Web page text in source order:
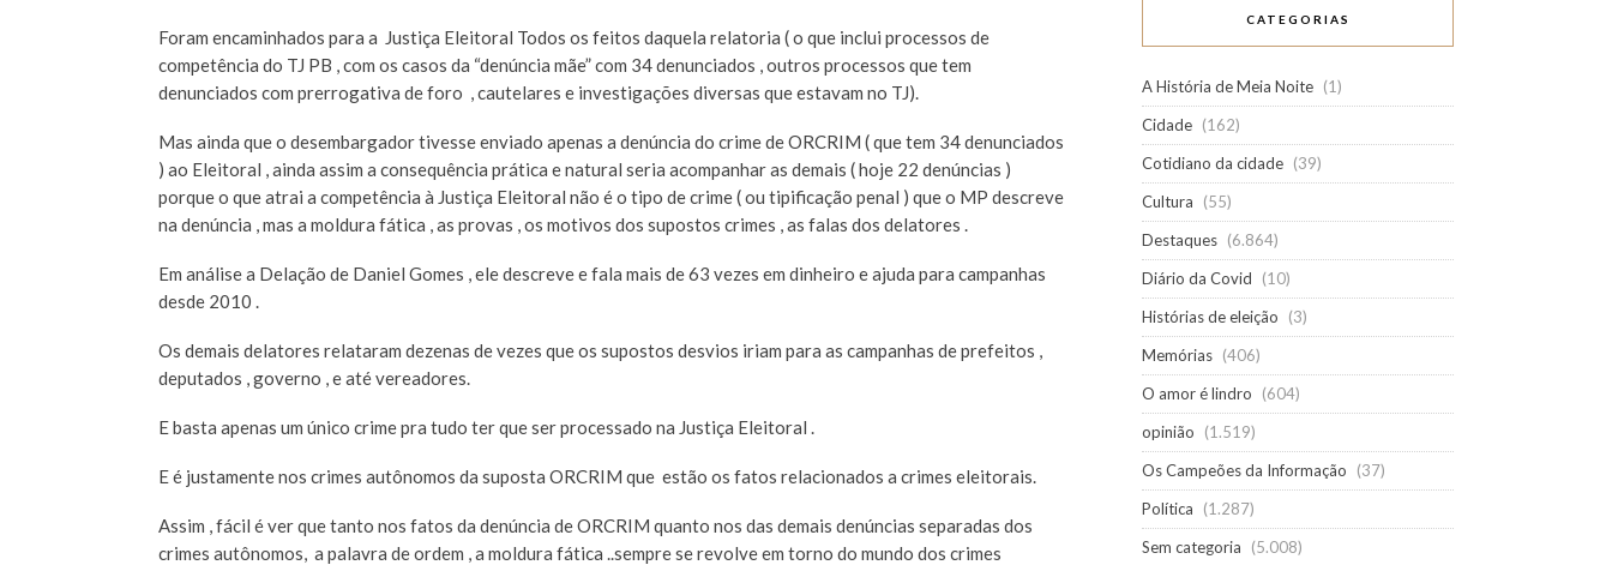
Foram encaminhados para a Justiça Eleitoral Todos os feitos daquela relatoria ( o que inclui processos de
competência do TJ PB , com os casos da “denúncia mãe” com 34 denunciados , outros processos que tem
denunciados com prerrogativa de foro , cautelares e investigações diversas que estavam no TJ).
Mas ainda que o desembargador tivesse enviado apenas a denúncia do crime de ORCRIM ( que tem 34 denunciados
) ao Eleitoral , ainda assim a consequência prática e natural seria acompanhar as demais ( hoje 22 denúncias )
porque o que atrai a competência à Justiça Eleitoral não é o tipo de crime ( ou tipificação penal ) que o MP descreve
na denúncia , mas a moldura fática , as provas , os motivos dos supostos crimes , as falas dos delatores .
Em análise a Delação de Daniel Gomes , ele descreve e fala mais de 63 vezes em dinheiro e ajuda para campanhas
desde 2010 .
Os demais delatores relataram dezenas de vezes que os supostos desvios iriam para as campanhas de prefeitos ,
deputados , governo , e até vereadores.
E basta apenas um único crime pra tudo ter que ser processado na Justiça Eleitoral .
E é justamente nos crimes autônomos da suposta ORCRIM que estão os fatos relacionados a crimes eleitorais.
Assim , fácil é ver que tanto nos fatos da denúncia de ORCRIM quanto nos das demais denúncias separadas dos
crimes autônomos, a palavra de ordem , a moldura fática ..sempre se revolve em torno do mundo dos crimes
CATEGORIAS
A História de Meia Noite (1)
Cidade (162)
Cotidiano da cidade (39)
Cultura
(55)
Destaques (6.864)
Diário da Covid
(10)
Histórias de eleição
(3)
Memórias (406)
O amor é lindro
(604)
opinião
(1.519)
Os Campeões da Informação
(37)
Política
(1.287)
Sem categoria
(5.008)